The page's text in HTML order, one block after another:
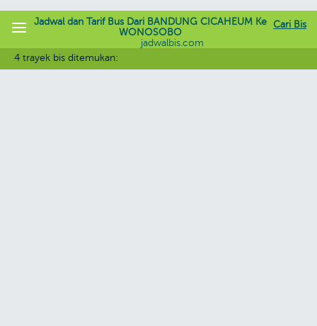
Cari Bis
Jadwal dan Tarif Bus Dari BANDUNG CICAHEUM Ke
WONOSOBO
jadwalbis.com
4 trayek bis ditemukan: